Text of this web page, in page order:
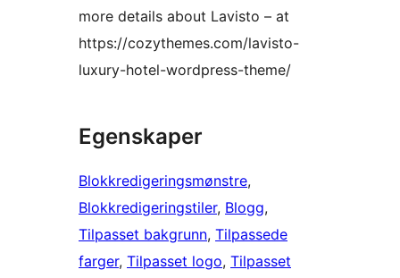
more details about Lavisto – at
https://cozythemes.com/lavisto-
luxury-hotel-wordpress-theme/
Egenskaper
Blokkredigeringsmønstre
Blokkredigeringstiler, Blogg
Tilpasset bakgrunn, Tilpassede
farger, Tilpasset logo, Tilpasset